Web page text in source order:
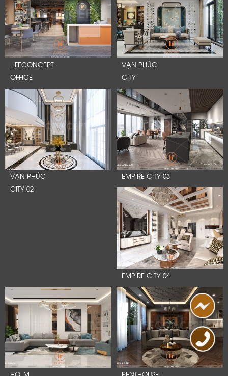
LIFECONCEPT
OFFICE
VẠN PHÚC
CITY
VẠN PHÚC
CITY 02
EMPIRE CITY 03
EMPIRE CITY 04
HOLM PENTHOUSE -